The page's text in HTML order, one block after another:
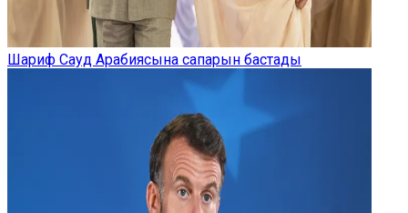
Шариф Сауд Арабиясына сапарын бастады